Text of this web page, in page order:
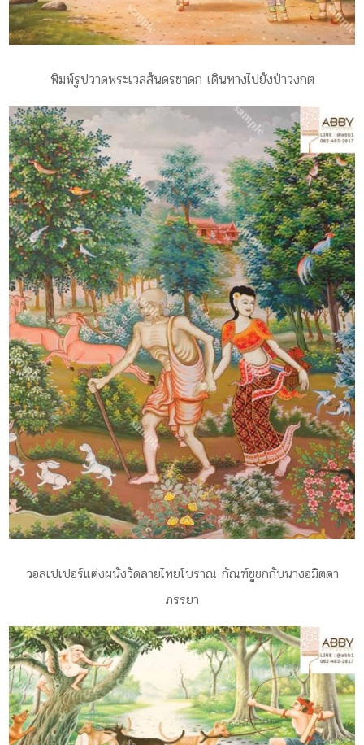
พิมพ์รูปวาดพระเวสสันดรชาดก เดินทางไปยังป่าวงกต
วอลเปเปอร์แต่งผนังวัดลายไทยโบราณ กัณฑ์ชูชกกับนางอมิตดา
ภรรยา